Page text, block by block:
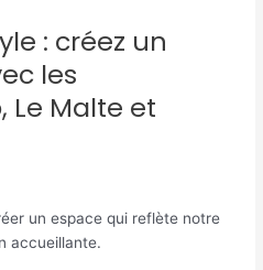
: créez un
les
Le Malte et
un espace qui reflète notre
accueillante.